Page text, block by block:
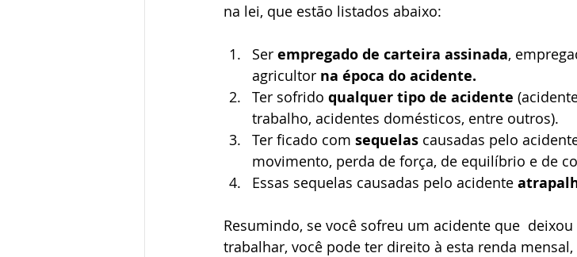
na lei, que estão listados abaixo:
Ser empregado de carteira assinada,
agricultor na época do acidente.
Ter sofrido qualquer tipo de acidente
trabalho, acidentes domésticos, entre outros).
Ter ficado com sequelas causadas pelo
movimento, perda de força, de equilíbrio e de
Essas sequelas causadas pelo acidente
Resumindo, se você sofreu um acidente que
trabalhar, você pode ter direito à esta renda